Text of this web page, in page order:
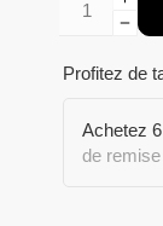
Profitez de
Achetez
de